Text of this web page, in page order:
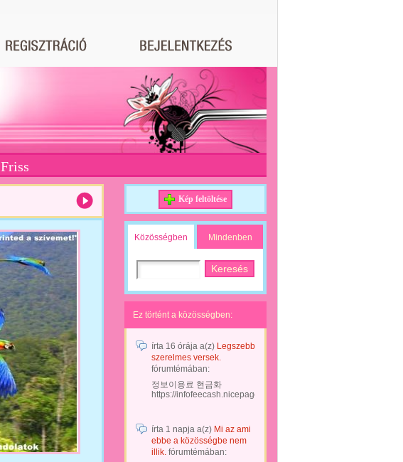
Friss
Kép feltöltése
Közösségben Mindenben
Ez történt a közösségben:
írta 16 órája a(z) Legszebb
szerelmes versek.
fórumtémában:
정보이용료 현금화
https://infofeecash.nicepage...
írta 1 napja a(z) Mi az ami
ebbe a közösségbe nem
illik. fórumtémában: